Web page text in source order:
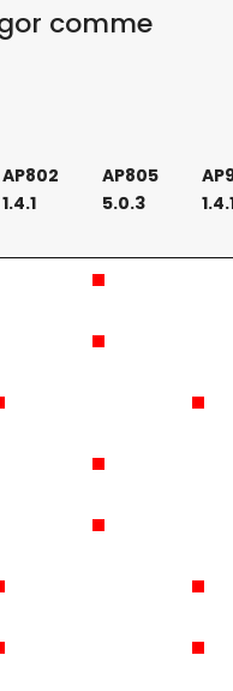
comme
AP802
1.4.1
AP805
5.0.3